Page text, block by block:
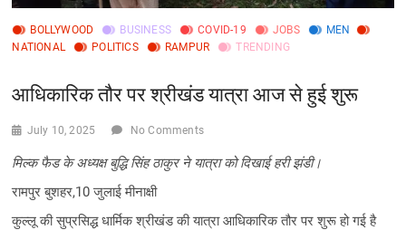
BOLLYWOOD BUSINESS COVID-19 JOBS
MEN
NATIONAL
POLITICS RAMPUR TRENDING
आधिकारिक तौर पर श्रीखंड यात्रा आज से हुई शुरू
July 10, 2025 No Comments
मिल्क फैड के अध्यक्ष बुद्धि सिंह ठाकुर ने यात्रा को दिखाई हरी झंडी।
रामपुर बुशहर,10 जुलाई मीनाक्षी
कुल्लू की सुप्रसिद्ध धार्मिक श्रीखंड की यात्रा आधिकारिक तौर पर शुरू हो गई है